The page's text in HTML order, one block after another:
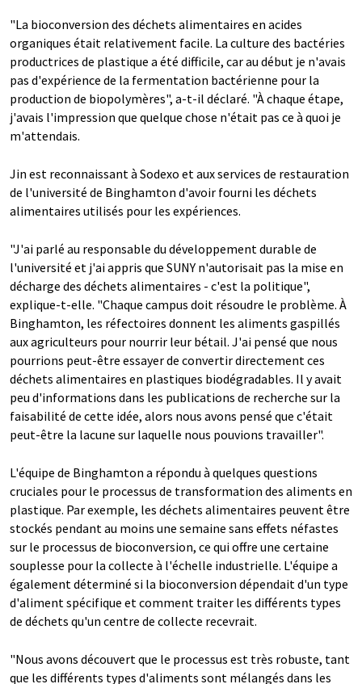
"La bioconversion des déchets alimentaires en acides
organiques était relativement facile. La culture des bactéries
productrices de plastique a été difficile, car au début je n'avais
pas d'expérience de la fermentation bactérienne pour la
production de biopolymères", a-t-il déclaré. "À chaque étape,
j'avais l'impression que quelque chose n'était pas ce à quoi je
m'attendais.
Jin est reconnaissant à Sodexo et aux services de restauration
de l'université de Binghamton d'avoir fourni les déchets
alimentaires utilisés pour les expériences.
"J'ai parlé au responsable du développement durable de
l'université et j'ai appris que SUNY n'autorisait pas la mise en
décharge des déchets alimentaires - c'est la politique",
explique-t-elle. "Chaque campus doit résoudre le problème. À
Binghamton, les réfectoires donnent les aliments gaspillés
aux agriculteurs pour nourrir leur bétail. J'ai pensé que nous
pourrions peut-être essayer de convertir directement ces
déchets alimentaires en plastiques biodégradables. Il y avait
peu d'informations dans les publications de recherche sur la
faisabilité de cette idée, alors nous avons pensé que c'était
peut-être la lacune sur laquelle nous pouvions travailler".
L'équipe de Binghamton a répondu à quelques questions
cruciales pour le processus de transformation des aliments en
plastique. Par exemple, les déchets alimentaires peuvent être
stockés pendant au moins une semaine sans effets néfastes
sur le processus de bioconversion, ce qui offre une certaine
souplesse pour la collecte à l'échelle industrielle. L'équipe a
également déterminé si la bioconversion dépendait d'un type
d'aliment spécifique et comment traiter les différents types
de déchets qu'un centre de collecte recevrait.
"Nous avons découvert que le processus est très robuste, tant
que les différents types d'aliments sont mélangés dans les